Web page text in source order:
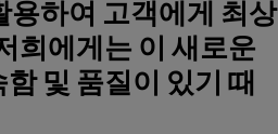
용하여 고객에게 최상
희에게는 이 새로운
및 품질이 있기 때